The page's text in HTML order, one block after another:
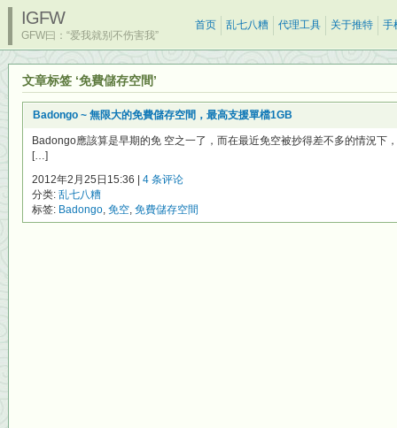
IGFW
GFW曰：“爱我就别不伤害我”
首页 乱七八糟 代理工具 关于推特 手
文章标签 ‘免費儲存空間’
Badongo ~ 無限大的免費儲存空間，最高支援單檔1GB
Badongo應該算是早期的免 空之一了，而在最近免空被抄得差不多的情況下
[…]
2012年2月25日15:36 | 4 条评论
分类: 乱七八糟
标签: Badongo, 免空, 免費儲存空間